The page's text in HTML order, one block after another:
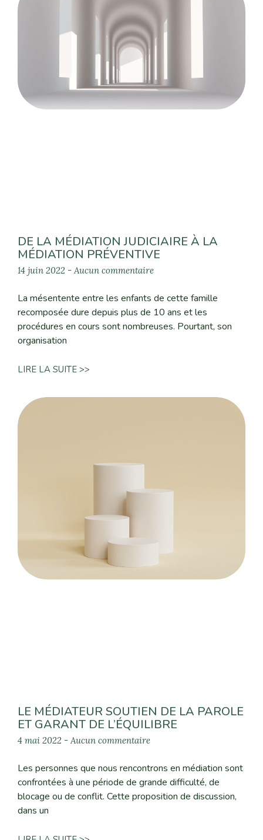
DE LA MÉDIATION JUDICIAIRE À LA
MÉDIATION PRÉVENTIVE
14 juin 2022 Aucun commentaire
La mésentente entre les enfants de cette famille
recomposée dure depuis plus de 10 ans et les
procédures en cours sont nombreuses. Pourtant, son
organisation
LIRE LA SUITE >>
LE MÉDIATEUR SOUTIEN DE LA PAROLE
ET GARANT DE L’ÉQUILIBRE
4 mai 2022 Aucun commentaire
Les personnes que nous rencontrons en médiation sont
confrontées à une période de grande difficulté, de
blocage ou de conflit. Cette proposition de discussion,
dans un